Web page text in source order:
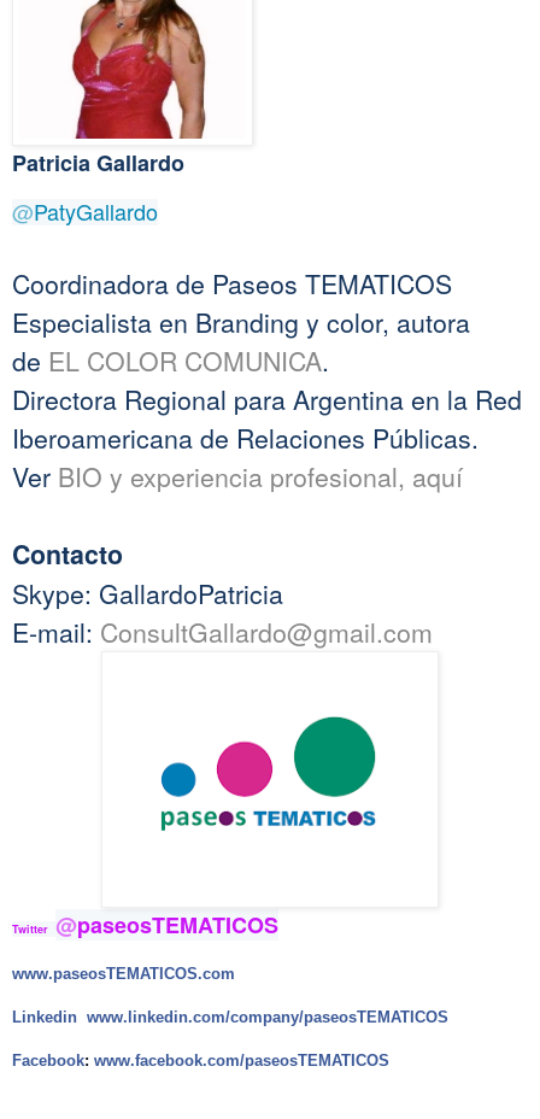
Patricia Gallardo
@PatyGallardo
Coordinadora de Paseos TEMATICOS
Especialista en Branding y color, autora
de EL COLOR COMUNICA.
Directora Regional para Argentina en la Red
Iberoamericana de Relaciones Públicas.
Ver BIO y experiencia profesional, aquí
Contacto
Skype: GallardoPatricia
E-mail: ConsultGallardo@gmail.com
Twitter @paseosTEMATICOS
www.paseosTEMATICOS.com
Linkedin www.linkedin.com/company/paseosTEMATICOS
Facebook: www.facebook.com/paseosTEMATICOS